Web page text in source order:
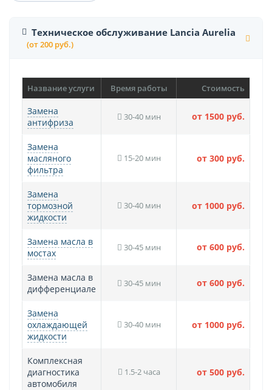
Техническое обслуживание Lancia Aurelia
(от 200 руб.)
Название услуги Время работы Стоимость
Замена
антифриза
30-40 мин от 1500 руб.
Замена
масляного
фильтра
15-20 мин от 300 руб.
Замена
тормозной
жидкости
30-40 мин от 1000 руб.
Замена масла в
мостах
30-45 мин от 600 руб.
Замена масла в
дифференциале
30-45 мин от 600 руб.
Замена
охлаждающей
жидкости
30-40 мин от 1000 руб.
Комплексная
диагностика
автомобиля
1.5-2 часа от 500 руб.